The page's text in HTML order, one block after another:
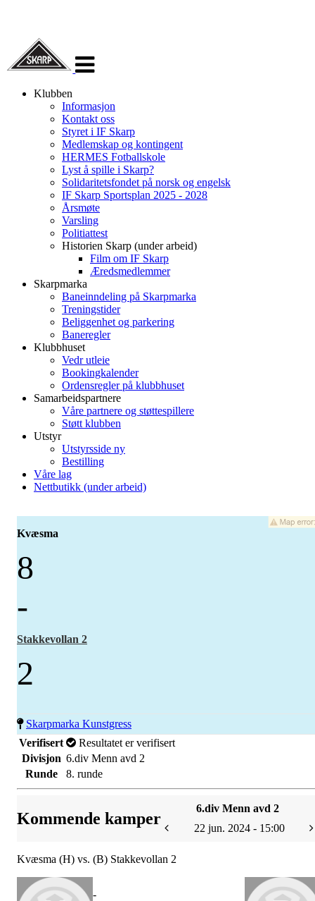
navigasjon
Klubben
Informasjon
Kontakt oss
Styret i IF Skarp
Medlemskap og kontingent
HERMES Fotballskole
Lyst å spille i Skarp?
Solidaritetsfondet på norsk og engelsk
IF Skarp Sportsplan 2025 - 2028
Årsmøte
Varsling
Politiattest
Historien Skarp (under arbeid)
Film om IF Skarp
Æredsmedlemmer
Skarpmarka
Baneinndeling på Skarpmarka
Treningstider
Beliggenhet og parkering
Baneregler
Klubbhuset
Vedr utleie
Bookingkalender
Ordensregler på klubbhuset
Samarbeidspartnere
Våre partnere og støttespillere
Støtt klubben
Utstyr
Utstyrsside ny
Bestilling
Våre lag
Nettbutikk (under arbeid)
Kvæsma
8
-
Stakkevollan 2
2
Skarpmarka Kunstgress
Verifisert
Resultatet er verifisert
Divisjon 6.div Menn avd 2
Runde
8. runde
Kommende kamper
6.div Menn avd 2
22 jun. 2024 - 15:00
Kvæsma (H) vs. (B) Stakkevollan 2
-